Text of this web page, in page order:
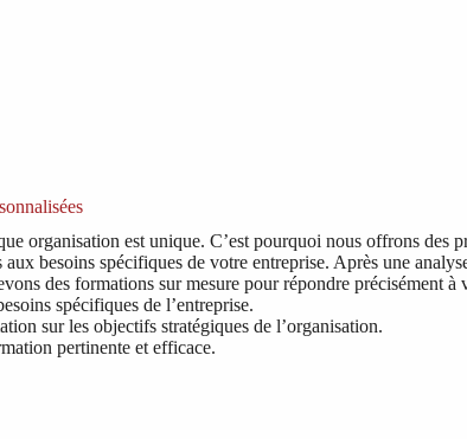
organisation est unique. C’est pourquoi nous offrons des
aux besoins spécifiques de votre entreprise. Après une
des formations sur mesure pour répondre précisément à
spécifiques de l’entreprise.
sur les objectifs stratégiques de l’organisation.
pertinente et efficace.